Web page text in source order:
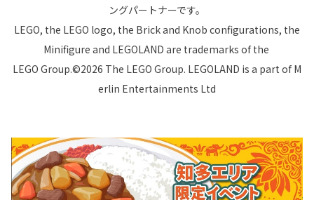
ングパートナーです。
LEGO, the LEGO logo, the Brick and Knob configurations, the
Minifigure and LEGOLAND are trademarks of the
LEGO Group.©2026 The LEGO Group. LEGOLAND is a part of M
erlin Entertainments Ltd